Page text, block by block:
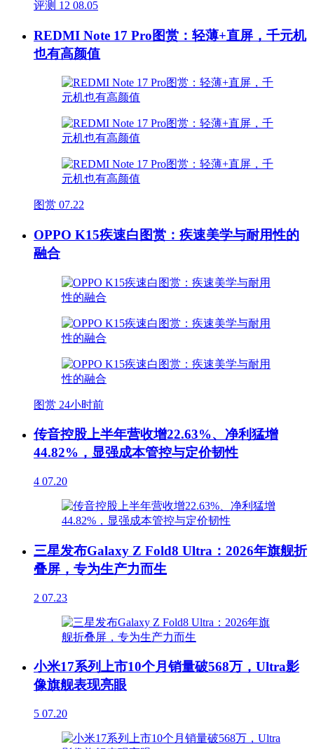
评测 12 08.05
REDMI Note 17 Pro图赏：轻薄+直屏，千元机
也有高颜值
图赏 07.22
OPPO K15疾速白图赏：疾速美学与耐用性的
融合
图赏 24小时前
传音控股上半年营收增22.63%、净利猛增
44.82%，显强成本管控与定价韧性
4 07.20
三星发布Galaxy Z Fold8 Ultra：2026年旗舰折
叠屏，专为生产力而生
2 07.23
小米17系列上市10个月销量破568万，Ultra影
像旗舰表现亮眼
5 07.20